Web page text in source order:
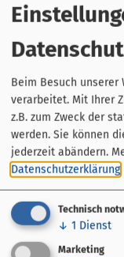
Gemeinde
Kirchplatz 2
97522 Sand
09524
Beim Besuch
verarbeitet. Mit Ihrer
z.B. zum Zweck der
werden. Sie können
jederzeit abändern.
Datenschutzerklärung
Technisch
↓ 1 Dienst
Marketing